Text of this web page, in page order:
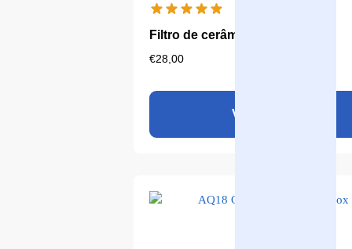
Filtro de cerâmica
€28,00
Ver produto